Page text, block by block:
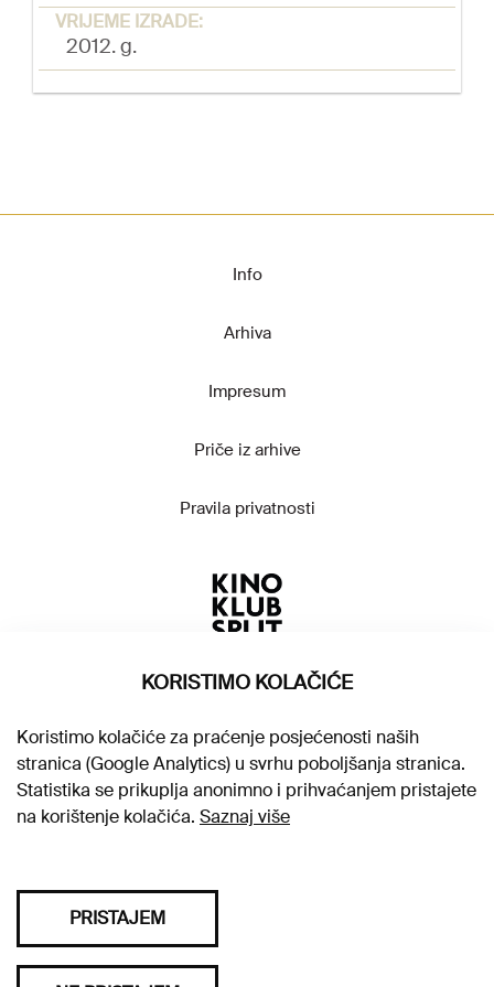
VRIJEME IZRADE:
2012. g.
Info
Arhiva
Impresum
Priče iz arhive
Pravila privatnosti
KORISTIMO KOLAČIĆE
Koristimo kolačiće za praćenje posjećenosti naših
stranica (Google Analytics) u svrhu poboljšanja stranica.
Statistika se prikuplja anonimno i prihvaćanjem pristajete
na korištenje kolačića. Saznaj više
PRISTAJEM